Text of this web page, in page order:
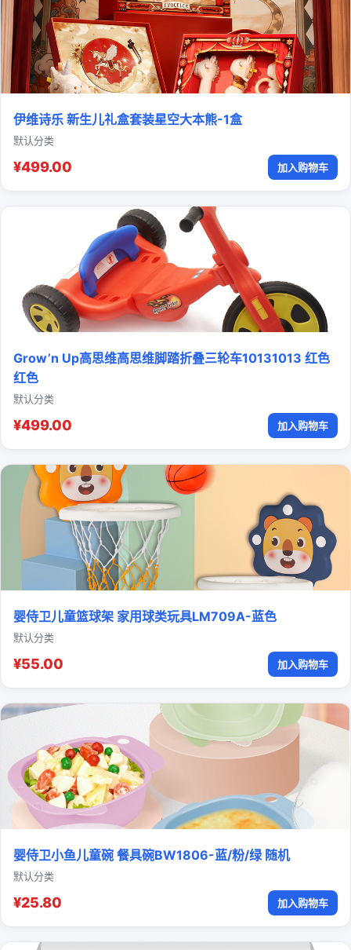
伊维诗乐 新生儿礼盒套装星空大本熊-1盒
默认分类
¥499.00 加入购物车
Grow’n Up高思维高思维脚踏折叠三轮车10131013 红色
红色
默认分类
¥499.00 加入购物车
婴侍卫儿童篮球架 家用球类玩具LM709A-蓝色
默认分类
¥55.00 加入购物车
婴侍卫小鱼儿童碗 餐具碗BW1806-蓝/粉/绿 随机
默认分类
¥25.80 加入购物车